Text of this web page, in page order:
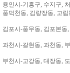
용인시-기흥구, 수지구,
풍덕천동, 김량장동, 고림
김포시-풍무동, 김포본동
과천시-갈현동, 과천동,
부천시-고강동, 대장동,